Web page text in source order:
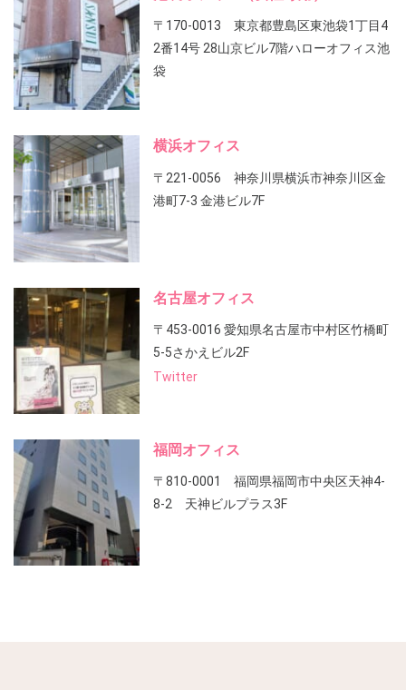
〒170-0013 東京都豊島区東池袋1丁目4
2番14号 28山京ビル7階ハローオフィス池
袋
横浜オフィス
〒221-0056 神奈川県横浜市神奈川区金
港町7-3 金港ビル7F
名古屋オフィス
〒453-0016 愛知県名古屋市中村区竹橋町
5-5さかえビル2F
Twitter
福岡オフィス
〒810-0001 福岡県福岡市中央区天神4-
8-2 天神ビルプラス3F